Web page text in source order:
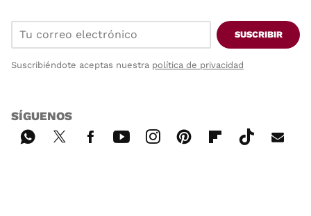
SUSCRIBIR
Suscribiéndote aceptas nuestra política de privacidad
SÍGUENOS